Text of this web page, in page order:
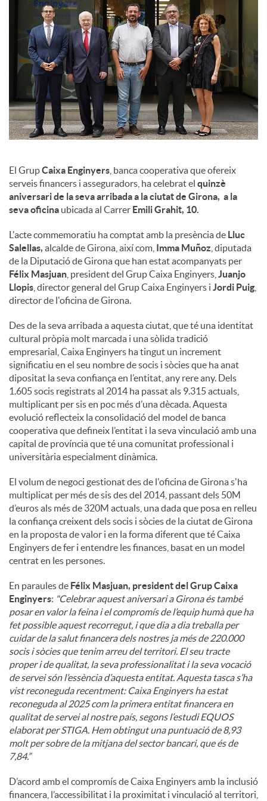
s
El GrupCaixa Enginyers , banca cooperativa que ofereix
serveis financers i asseguradors, ha celebrat el quinzè
aniversari de la seva arribada a la ciutat de Girona, a la
seva oficina ubicada al Carrer Emili Grahit, 10.
L'acte commemoratiu ha comptat amb la presència de Lluc
Salellas, alcalde de Girona, així com, Imma Muñoz , diputada
de la Diputació de Girona que han estat acompanyats per
Félix Masjuan , president del Grup Caixa Enginyers, Juanjo
Llopis , director general del Grup Caixa Enginyers i Jordi Puig
director de l'oficina de Girona.
Des de la seva arribada a aquesta ciutat, que té una identitat
cultural pròpia molt marcada i una sòlida tradició
empresarial, Caixa Enginyers ha tingut un increment
significatiu en el seu nombre de socis i sòcies que ha anat
dipositat la seva confiança en l’entitat, any rere any. Dels
1.605 socis registrats al 2014 ha passat als 9.315 actuals,
multiplicant per sis en poc més d’una dècada. Aquesta
evolució reflecteix la consolidació del model de banca
cooperativa que defineix l’entitat i la seva vinculació amb una
capital de província que té una comunitat professional i
universitària especialment dinàmica.
El volum de negoci gestionat des de l'oficina de Girona s'ha
multiplicat per més de sis des del 2014, passant dels 50M
d’euros als més de 320M actuals, una dada que posa en relleu
la confiança creixent dels socis i sòcies de la ciutat de Girona
en la proposta de valor i en la forma diferent que té Caixa
Enginyers de fer i entendre les finances, basat en un model
centrat en les persones.
En paraules de Félix Masjuan, president del Grup Caixa
Enginyers: "Celebrar aquest aniversari a Girona és també
posar en valor la feina i el compromís de l’equip humà que ha
fet possible aquest recorregut, i que dia a dia treballa per
cuidar de la salut financera dels nostres ja més de 220.000
socis i sòcies que tenim arreu del territori. El seu tracte
proper i de qualitat, la seva professionalitat i la seva vocació
de servei són l’essència d’aquesta entitat. Aquesta tasca s’ha
vist reconeguda recentment: Caixa Enginyers ha estat
reconeguda al 2025 com la primera entitat financera en
qualitat de servei al nostre país, segons l’estudi EQUOS
elaborat per STIGA. Hem obtingut una puntuació de 8,93
molt per sobre de la mitjana del sector bancari, que és de
7,84.”
D’acord amb el compromís de Caixa Enginyers amb la inclusió
financera, l’accessibilitat i la proximitat i vinculació al territori,